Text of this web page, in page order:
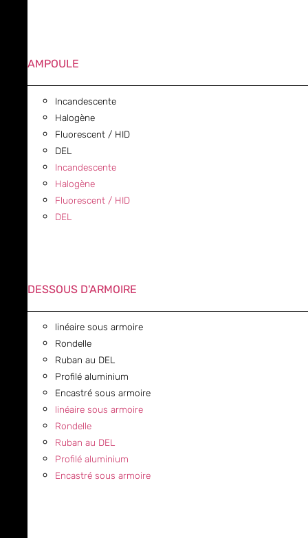
AMPOULE
Incandescente
Halogène
Fluorescent / HID
DEL
Incandescente
Halogène
Fluorescent / HID
DEL
DESSOUS D'ARMOIRE
linéaire sous armoire
Rondelle
Ruban au DEL
Profilé aluminium
Encastré sous armoire
linéaire sous armoire
Rondelle
Ruban au DEL
Profilé aluminium
Encastré sous armoire